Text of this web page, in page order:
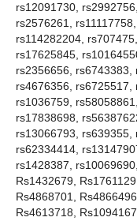
rs12091730,
rs2576261,
rs114282204,
rs17625845,
rs2356656, rs6743383,
rs4676356,
rs1036759,
rs17838698,
rs13066793, rs639355,
rs62334414,
rs1428387,
Rs1432679,
Rs4868701,
Rs4613718,